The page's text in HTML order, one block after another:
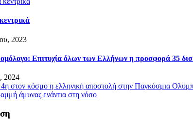
2023
Επιτυχία όλων των Ελλήνων η προσφορά 35
2024
στον κόσμο η ελληνική αποστολή στην Παγκόσμια
άμυνας ενάντια στη νόσο